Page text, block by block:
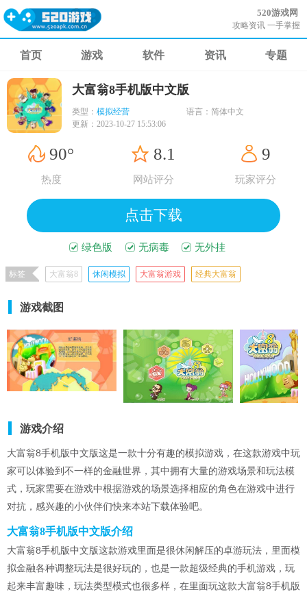
520游戏网
攻略资讯 一手掌握
首页 游戏 软件 资讯 专题
大富翁8手机版中文版
类型： 模拟经营 语言： 简体中文
更新： 2023-10-27 15:53:06
90°
热度
8.1
网站评分
9
玩家评分
点击下载
绿色版 无病毒 无外挂
标签 大富翁8 休闲模拟 大富翁游戏 经典大富翁
游戏截图
游戏介绍
大富翁8手机版中文版这是一款十分有趣的模拟游戏，在这款游戏中玩
家可以体验到不一样的金融世界，其中拥有大量的游戏场景和玩法模
式，玩家需要在游戏中根据游戏的场景选择相应的角色在游戏中进行
对抗，感兴趣的小伙伴们快来本站下载体验吧。
大富翁8手机版中文版介绍
大富翁8手机版中文版这款游戏里面是很休闲解压的卓游玩法，里面模
拟金融各种调整玩法是很好玩的，也是一款超级经典的手机游戏，玩
起来丰富趣味，玩法类型模式也很多样，在里面玩这款大富翁8手机版